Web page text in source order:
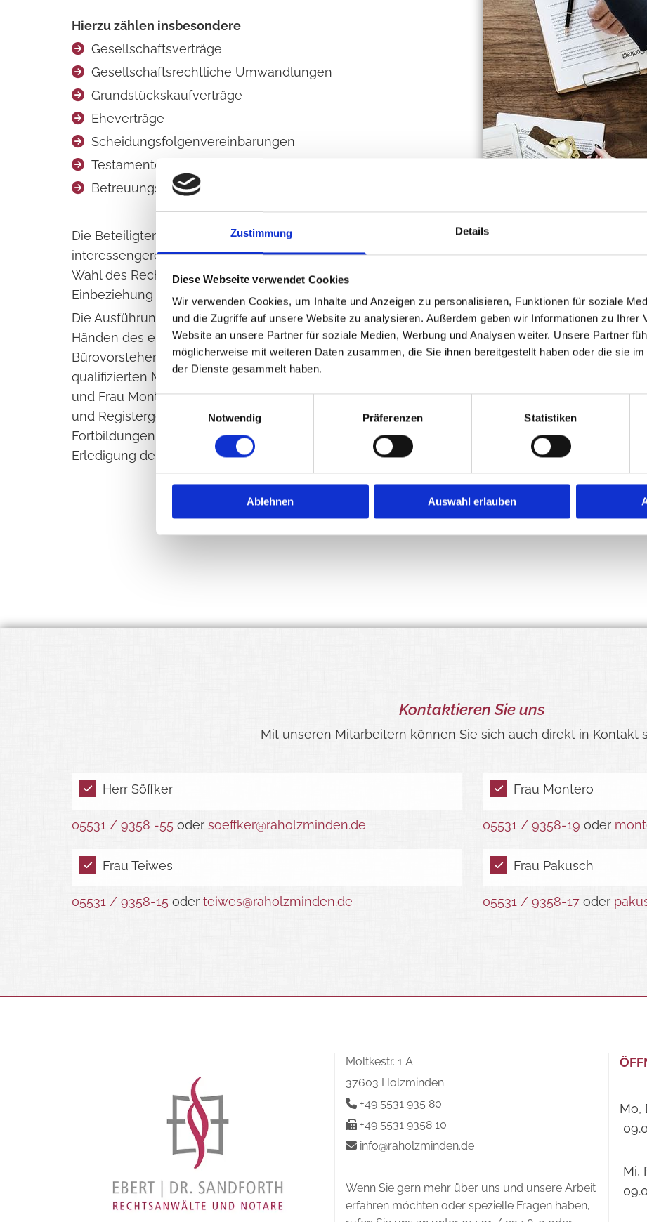
Zustimmung Details
Diese Webseite verwendet Cookies
Wir verwenden Cookies, um Inhalte und Anzeigen zu personalisieren, Funktionen für soziale
und die Zugriffe auf unsere Website zu analysieren. Außerdem geben wir Informationen zu Ihrer
Website an unsere Partner für soziale Medien, Werbung und Analysen weiter. Unsere Partner
möglicherweise mit weiteren Daten zusammen, die Sie ihnen bereitgestellt haben oder die sie
der Dienste gesammelt haben.
Einwilligungsauswahl
Notwendig
Präferenzen Statistiken
Ablehnen Auswahl erlauben
Hierzu zählen insbesondere
 Gesellschaftsverträge
 Gesellschaftsrechtliche Umwandlungen
 Grundstückskaufverträge
 Eheverträge
 Scheidungsfolgenvereinbarungen
 Testamente und Erbverträge
 Betreuungs- und Vorsorgevollmachten.
Die Beteiligten im notariellen Bereich erhalten eine umfassende
interessengerechte Beratung und Betreuung, die sich auf die
Wahl des Rechtsmodells und die inhaltliche Ausgestaltung unter
Einbeziehung auch steuerrechtlicher Aspekte erstreckt.
Die Ausführung und der Vollzug der Urkunden liegen in den
Händen des erfahrenen, seit 1986 auf diesem Gebiet tätigen
Bürovorstehers Stefan Söffker, sowie unserer weiteren
qualifizierten Mitarbeiterinnen im notariellen Bereich, Frau Teiwes
und Frau Montero. Deren ständiger Kontakt zu den Grundbuch-
und Registergerichten sowie beteiligten Behörden und ständige
Fortbildungen gewährleisten eine zeitgerechte und fehlerfreie
Erledigung der Anliegen unserer Beteiligten.
Kontaktieren Sie uns
Mit unseren Mitarbeitern können Sie sich auch direkt in Kontakt
Herr Söffker
05531 / 9358 -55 oder soeffker@raholzminden.de
Frau Teiwes
05531 / 9358-15 oder teiwes@raholzminden.de
Frau Montero
05531 / 9358-19 oder
Frau Pakusch
05531 / 9358-17 oder
Moltkestr. 1 A
37603 Holzminden
 +49 5531 935 80
+49 5531 9358 10
 info@raholzminden.de
Wenn Sie gern mehr über uns und unsere Arbeit
erfahren möchten oder spezielle Fragen haben,
Mo,
Mi,